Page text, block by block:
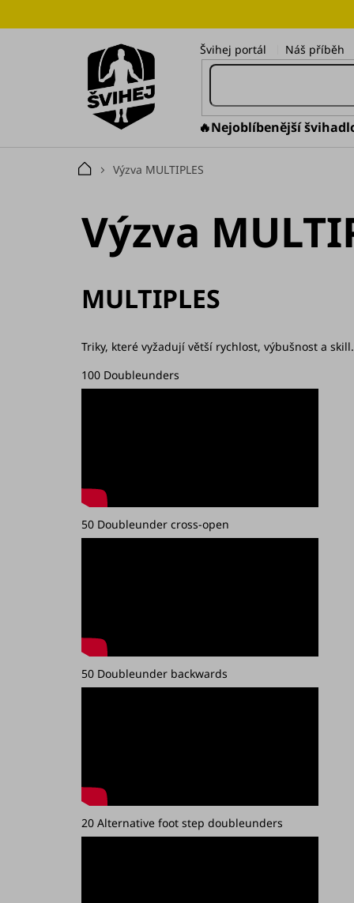
Švihej portál
Náš příběh
🔥Nejoblíbenější
Domů Výzva MULTIPLES
Výzva
MULTIPLES
Triky, které vyžadují větší rychlost, výbušnost a
100 Doubleunders
50 Doubleunder cross-open
50 Doubleunder backwards
20 Alternative foot step doubleunders